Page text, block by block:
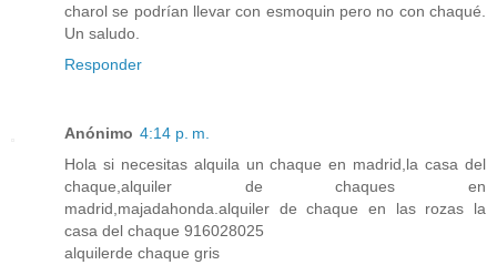
charol se podrían llevar con esmoquin pero no con chaqué.
Un saludo.
Responder
Anónimo 4:14 p. m.
Hola si necesitas alquila un chaque en madrid,la casa del
chaque,alquiler de chaques en
madrid,majadahonda.alquiler de chaque en las rozas la
casa del chaque 916028025
alquilerde chaque gris